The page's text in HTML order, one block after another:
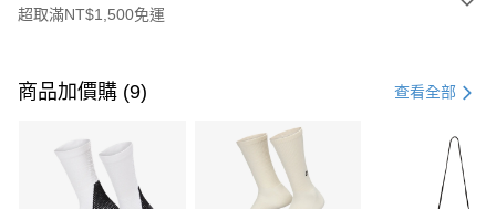
超取滿NT$1,500免運
信用卡一次付款
3 期 0 利率 每期 21家銀行
合作金庫商業銀行
第一商業銀行
商品加價購 (9) 查看全部